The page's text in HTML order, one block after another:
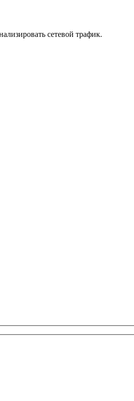
сетевой трафик.